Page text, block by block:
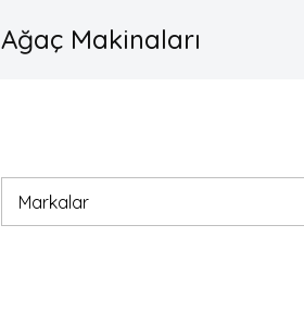
Ağaç Makinaları